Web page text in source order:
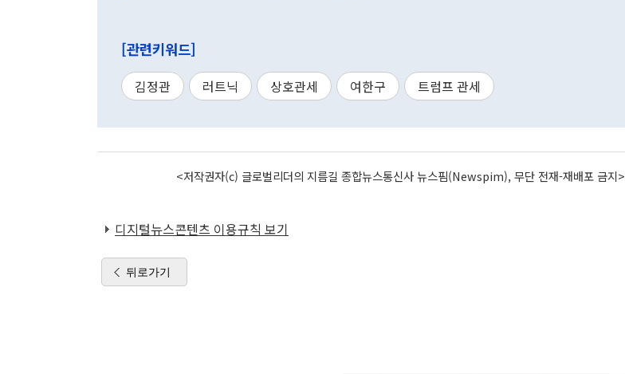
[관련키워드]
김정관 러트닉 상호관세 여한구 트럼프 관세
<저작권자(c) 글로벌리더의 지름길 종합뉴스통신사 뉴스핌(Newspim), 무단 전재-재배포 금지>
디지털뉴스콘텐츠 이용규칙 보기
뒤로가기